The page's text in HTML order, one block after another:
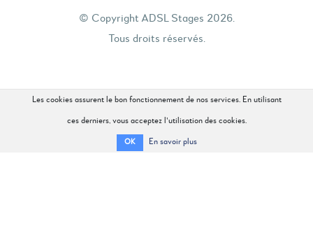
Les cookies assurent le bon fonctionnement de nos services. En utilisant
ces derniers, vous acceptez l'utilisation des cookies.
OK En savoir plus
© Copyright ADSL Stages 2026.
Tous droits réservés.